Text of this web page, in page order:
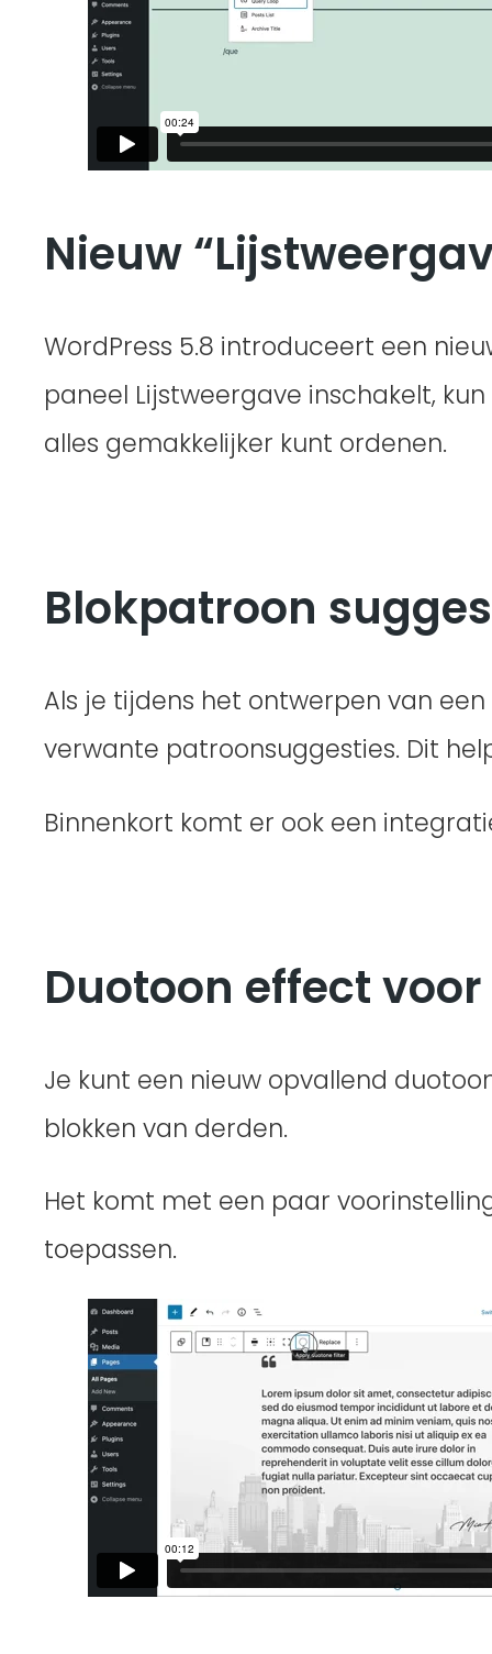
Nieuw
WordPress 5.8 introduceert een
paneel Lijstweergave inschakelt,
alles gemakkelijker kunt ordenen.
Blokpatroon
Als je tijdens het ontwerpen van
verwante patroonsuggesties. Dit
Binnenkort komt er ook een
Duotoon effect
Je kunt een nieuw opvallend
blokken van derden.
Het komt met een paar
toepassen.